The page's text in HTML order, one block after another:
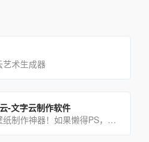
艺术生成器
-文字云制作软件
美寄词云文字云壁纸制作神器！如果懒得PS，只要上传图片，选好默认样式+输入文字，就能马上生成一个文字云壁纸，耗[…]